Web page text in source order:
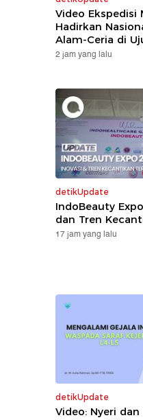
Video Ekspedisi
Hadirkan
Alam-Ceria di
2 jam yang lalu
detikUpdate
IndoBeauty
dan Tren
17 jam yang lalu
detikUpdate
Video: Nyeri dan